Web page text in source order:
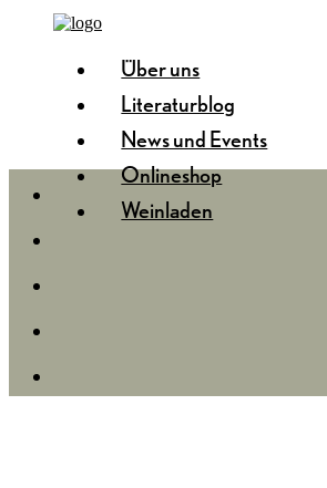
Über uns
Literaturblog
News und Events
Onlineshop
Weinladen